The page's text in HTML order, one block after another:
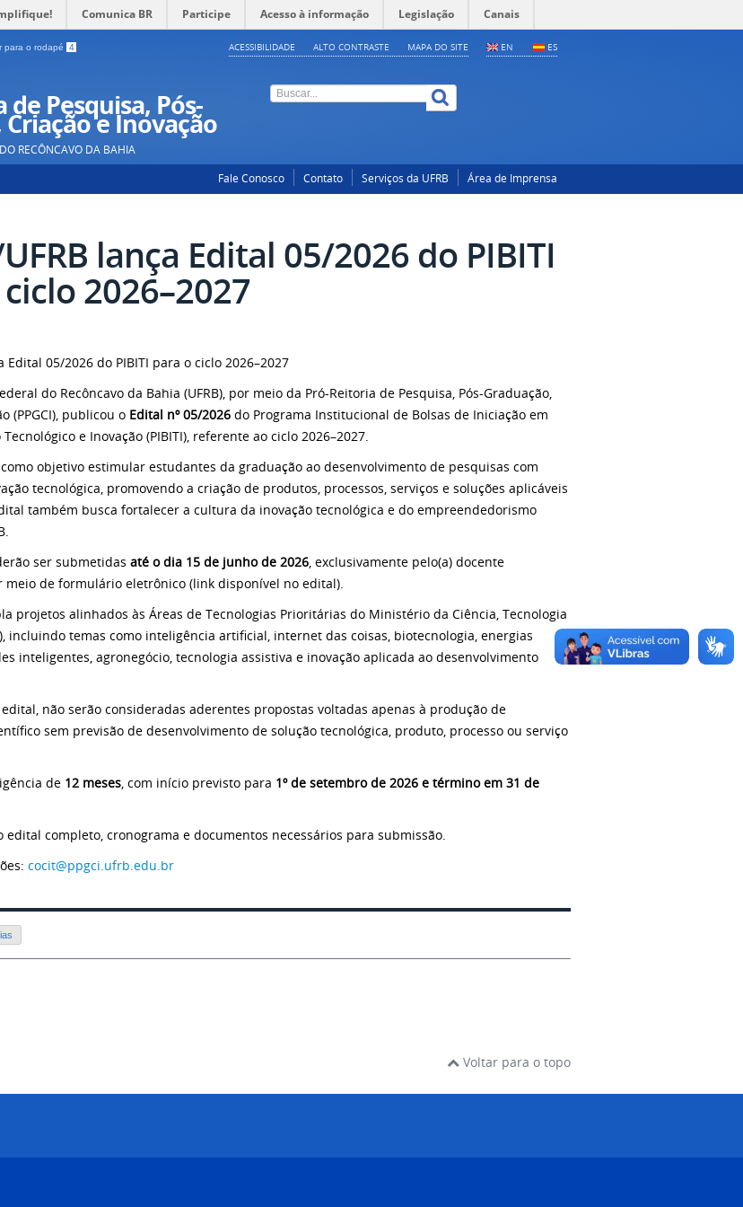
Comunica BR Participe Acesso à informação Legislação Canais
para o rodapé 4 EN ES
ACESSIBILIDADE ALTO CONTRASTE MAPA DO SITE
Pesquisa, Pós-
e Inovação
RECÔNCAVO DA BAHIA
Fale Conosco
Contato Serviços da UFRB Área de Imprensa
UFRB lança Edital 05/2026 do PIBITI
2026–2027
Edital 05/2026 do PIBITI para o ciclo 2026–2027
do Recôncavo da Bahia (UFRB), por meio da Pró-Reitoria de Pesquisa, Pós-Graduação,
(PPGCI), publicou o Edital nº 05/2026 do Programa Institucional de Bolsas de Iniciação em
e Inovação (PIBITI), referente ao ciclo 2026–2027.
objetivo estimular estudantes da graduação ao desenvolvimento de pesquisas com
tecnológica, promovendo a criação de produtos, processos, serviços e soluções aplicáveis
também busca fortalecer a cultura da inovação tecnológica e do empreendedorismo
ser submetidas até o dia 15 de junho de 2026, exclusivamente pelo(a) docente
meio de formulário eletrônico (link disponível no edital).
projetos alinhados às Áreas de Tecnologias Prioritárias do Ministério da Ciência, Tecnologia
incluindo temas como inteligência artificial, internet das coisas, biotecnologia, energias
inteligentes, agronegócio, tecnologia assistiva e inovação aplicada ao desenvolvimento
não serão consideradas aderentes propostas voltadas apenas à produção de
sem previsão de desenvolvimento de solução tecnológica, produto, processo ou serviço
de 12 meses, com início previsto para 1º de setembro de 2026 e término em 31 de
edital completo, cronograma e documentos necessários para submissão.
cocit@ppgci.ufrb.edu.br
Voltar para o topo